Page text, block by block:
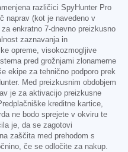
različici SpyHunter Pro
naprav (kot je navedeno v
enkratno 7-dnevno preizkusno
zaznavanja in
opreme, visokozmogljive
pred grožnjami zlonamerne
ekipe za tehnično podporo prek
Med preizkusnim obdobjem
je za aktivacijo preizkusne
kreditne kartice,
ne bodo sprejete v okviru te
je, da se zagotovi
zaščita med prehodom s
če se odločite za nakup.